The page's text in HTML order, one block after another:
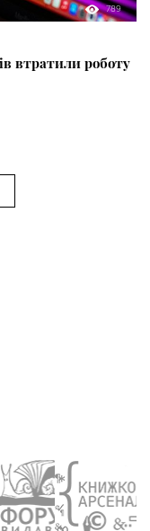
789
втратили роботу